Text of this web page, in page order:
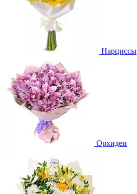
Нарциссы
Орхидеи